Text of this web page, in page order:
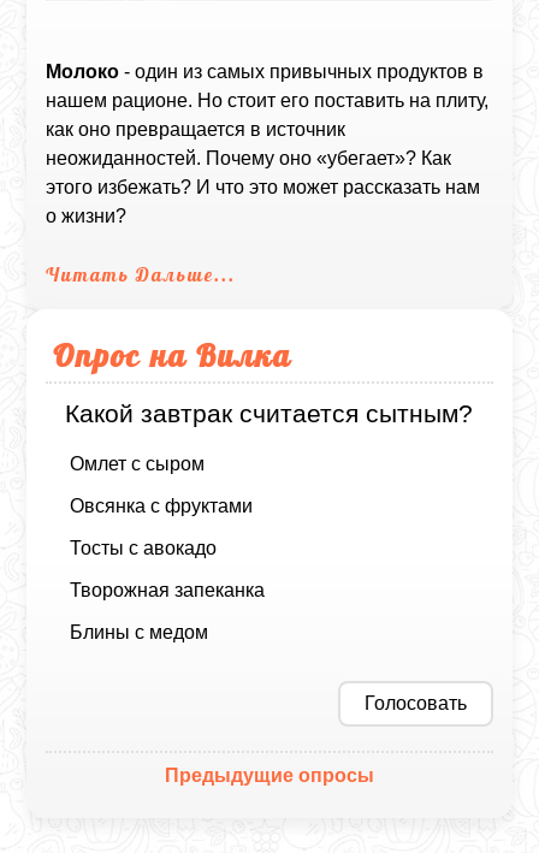
Молоко - один из самых привычных продуктов в
нашем рационе. Но стоит его поставить на плиту,
как оно превращается в источник
неожиданностей. Почему оно «убегает»? Как
этого избежать? И что это может рассказать нам
о жизни?
Читать Дальше...
Опрос на Вилка
Какой завтрак считается сытным?
Омлет с сыром
Овсянка с фруктами
Тосты с авокадо
Творожная запеканка
Блины с медом
Голосовать
Предыдущие опросы